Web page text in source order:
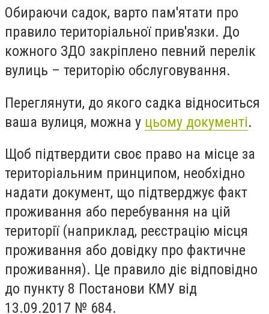
Обираючи садок, варто пам'ятати про
правило територіальної прив'язки. До
кожного ЗДО закріплено певний перелік
вулиць – територію обслуговування.
Переглянути, до якого садка відноситься
ваша вулиця, можна у цьому документі.
Щоб підтвердити своє право на місце за
територіальним принципом, необхідно
надати документ, що підтверджує факт
проживання або перебування на цій
території (наприклад, реєстрацію місця
проживання або довідку про фактичне
проживання). Це правило діє відповідно
до пункту 8 Постанови КМУ від
13.09.2017 № 684.